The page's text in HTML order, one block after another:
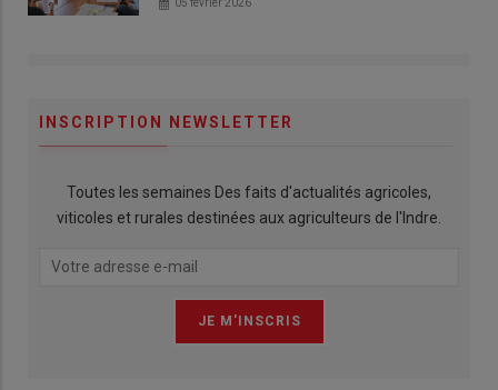
05 février 2026
INSCRIPTION NEWSLETTER
Toutes les semaines Des faits d'actualités agricoles,
viticoles et rurales destinées aux agriculteurs de l'Indre.